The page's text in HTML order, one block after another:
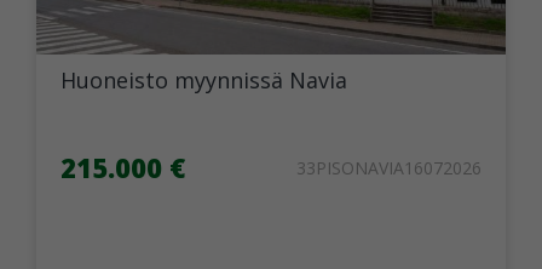
Huoneisto myynnissä Navia
215.000 € 33PISONAVIA16072026